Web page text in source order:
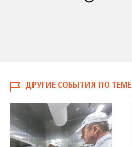
ДРУГИЕ СОБЫТИЯ ПО ТЕМЕ